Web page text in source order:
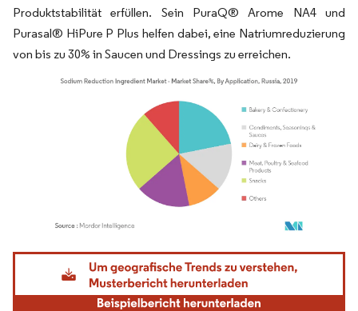
Produktstabilität erfüllen. Sein PuraQ® Arome NA4 und
Purasal® HiPure P Plus helfen dabei, eine Natriumreduzierung
von bis zu 30% in Saucen und Dressings zu erreichen.
Bild © Mordor Intelligence. Wiederverwendung erfordert Namensnennung gemäß